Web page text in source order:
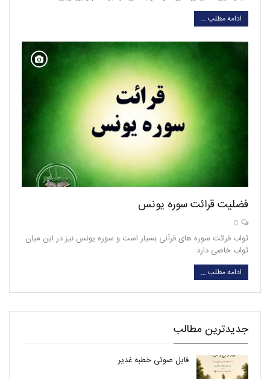
ادامه مطلب …
فضلیت قرائت سوره یونس
ثواب قرائت سوره های قرآنی بسیار است و سوره یونس نیز در این میان
ثواب خاصی دارد
ادامه مطلب …
جدیدترین مطالب
فایل صوتی خطبه غدیر